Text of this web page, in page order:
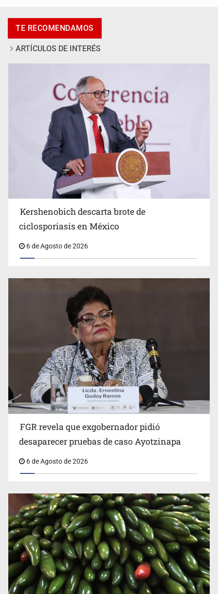
en Oblatos
Advierten retrocesos en transparencia tras desaparición
del INAI
Jalisco mantiene la búsqueda de 21 adolescentes
desaparecidos durante julio
Kershenobich descarta brote de ciclosporiasis en
TE RECOMENDAMOS
ARTÍCULOS DE INTERÉS
Kershenobich descarta brote de
ciclosporiasis en México
6 de Agosto de 2026
FGR revela que exgobernador pidió
desaparecer pruebas de caso Ayotzinapa
6 de Agosto de 2026